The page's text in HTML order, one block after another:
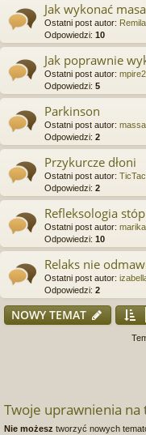
Jak wykonać
Ostatni post autor: Remila
Odpowiedzi: 10
Jak poprawnie
Ostatni post autor:
Odpowiedzi: 5
Parkinson
Ostatni post autor:
Odpowiedzi: 2
Przykurcze dłoni
Ostatni post autor: TicTac
Odpowiedzi: 2
Refleksologia
Ostatni post autor:
Odpowiedzi: 10
Relaks nie
Ostatni post autor:
Odpowiedzi: 2
NOWY TEMAT
Twoje uprawnienia
Nie możesz tworzyć nowych